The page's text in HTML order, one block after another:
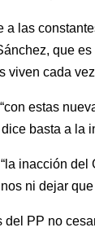
a las
que
viven cada
estas
basta a la
inacción
ni dejar
PP no